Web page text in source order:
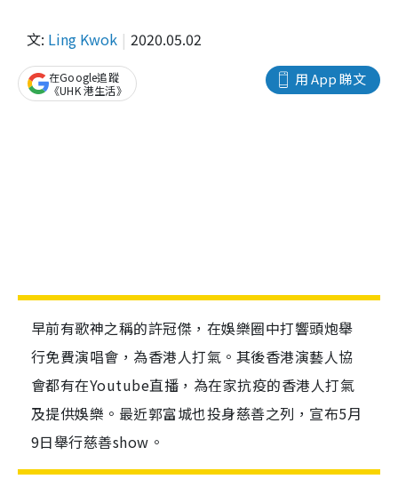
文: Ling Kwok 2020.05.02
用 App 睇文
在Google追蹤
《UHK 港生活》
早前有歌神之稱的許冠傑，在娛樂圈中打響頭炮舉
行免費演唱會，為香港人打氣。其後香港演藝人協
會都有在Youtube直播，為在家抗疫的香港人打氣
及提供娛樂。最近郭富城也投身慈善之列，宣布5月
9日舉行慈善show。